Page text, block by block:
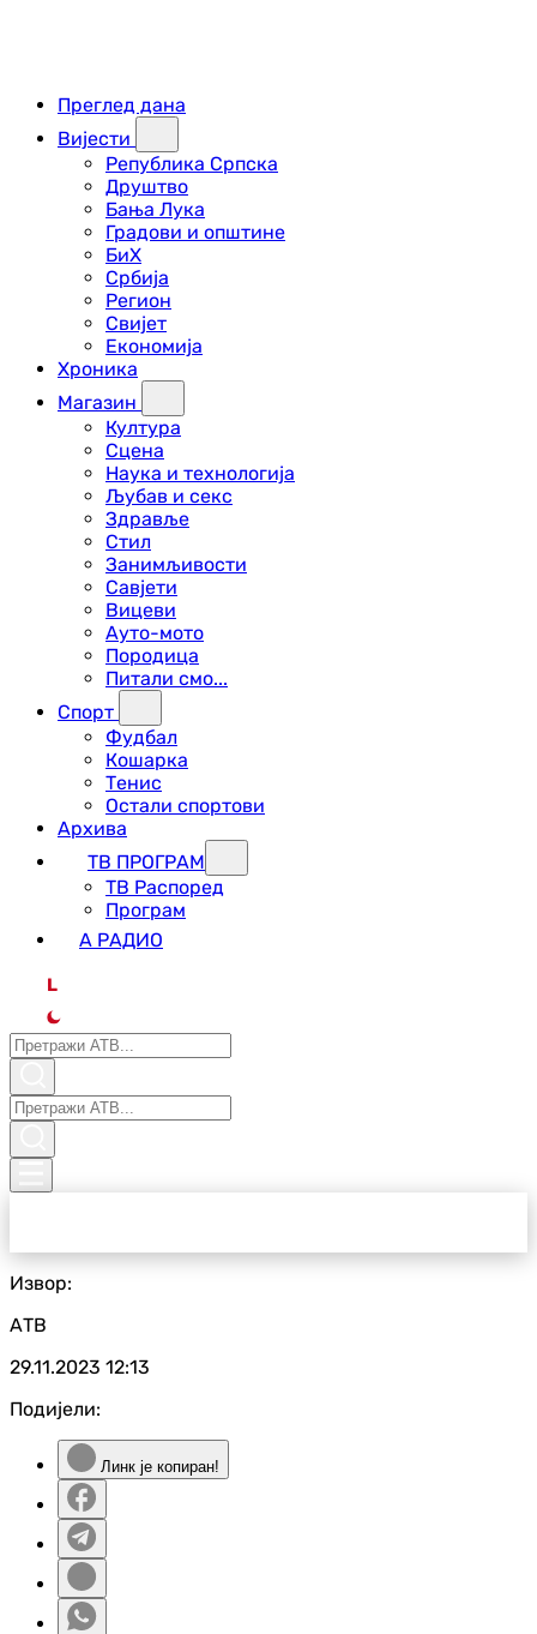
Преглед дана
Вијести
Република Српска
Друштво
Бања Лука
Градови и општине
БиХ
Србија
Регион
Свијет
Економија
Хроника
Магазин
Култура
Сцена
Наука и технологија
Љубав и секс
Здравље
Стил
Занимљивости
Савјети
Вицеви
Ауто-мото
Породица
Питали смо...
Спорт
Фудбал
Кошарка
Тенис
Остали спортови
Архива
ТВ ПРОГРАМ
ТВ Распоред
Програм
А РАДИО
L
Извор:
АТВ
29.11.2023 12:13
Подијели:
Линк је копиран!